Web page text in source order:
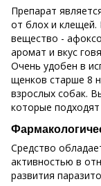
Препарат
от блох и клещей.
вещество -
аромат и вкус
Очень удобен в
щенков старше 8
взрослых собак.
которые
Средство
активностью в
развития